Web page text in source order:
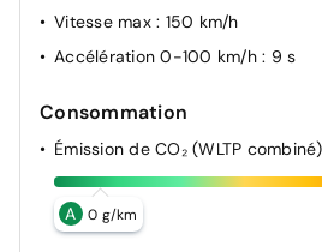
Vitesse max : 150 km/h
Accélération 0-100 km/h : 9 s
Consommation
Émission de CO₂ (WLTP combiné)
A 0 g/km